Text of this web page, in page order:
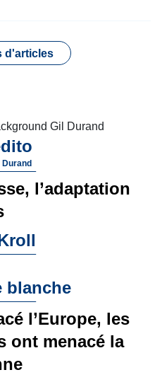
d'articles
Durand
l’adaptation
blanche
l’Europe, les
ont menacé la